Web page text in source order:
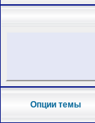
Опции темы